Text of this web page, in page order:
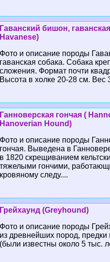
Гаванский бишон,
Havanese)
Фото и описание породы
гаванская собака. Собака
сложения. Формат почти
Высота в холке 20-28 см. Вес
Ганноверская гончая (
Hanoverian Hound)
Фото и описание породы
гончая. Выведена в
в 1820 скрещиванием
тяжелыми гончими,
кровяному следу....
Грейхаунд (Greyhound)
Фото и описание породы
из древнейших пород, предки
(были известны около 5 тыс.